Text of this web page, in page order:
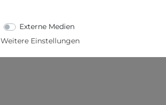
Externe Medien
Weitere Einstellungen